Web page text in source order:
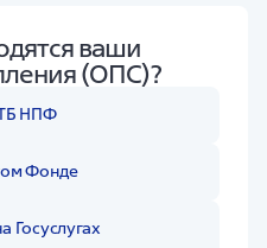
ваши
(ОПС)?
НПФ
Фонде
Госуслугах